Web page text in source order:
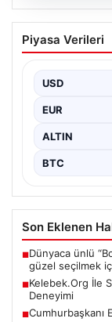
Adresi Ve
sağlaması
çeşitli…
Piyasa Verileri
USD
EUR
ALTIN
BTC
Son Eklenen
■Dünyaca ünlü
güzel seçilmek
■Kelebek.Org İle
Deneyimi
■Cumhurbaşkanı